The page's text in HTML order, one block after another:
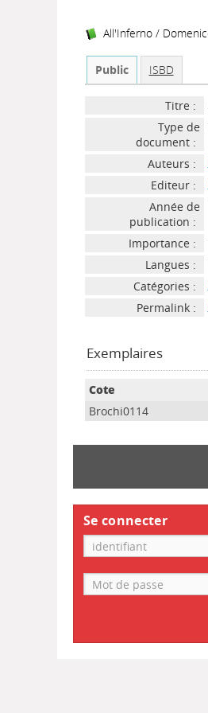
All'Inferno/
Public ISBD
Titre :
Type de
document :
Auteurs :
Editeur :
Année de
publication :
Importance :
Langues :
Catégories :
Permalink :
Exemplaires
Cote
Brochi0114
Se connecter